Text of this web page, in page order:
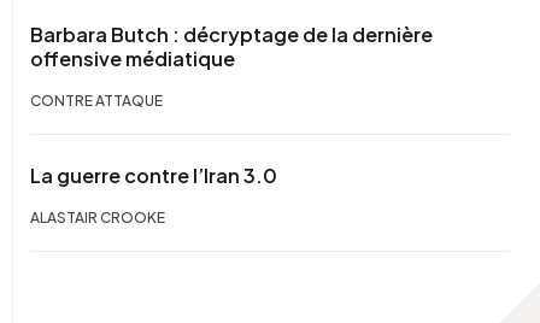
Barbara Butch : décryptage de la dernière
offensive médiatique
CONTRE ATTAQUE
La guerre contre l’Iran 3.0
ALASTAIR CROOKE